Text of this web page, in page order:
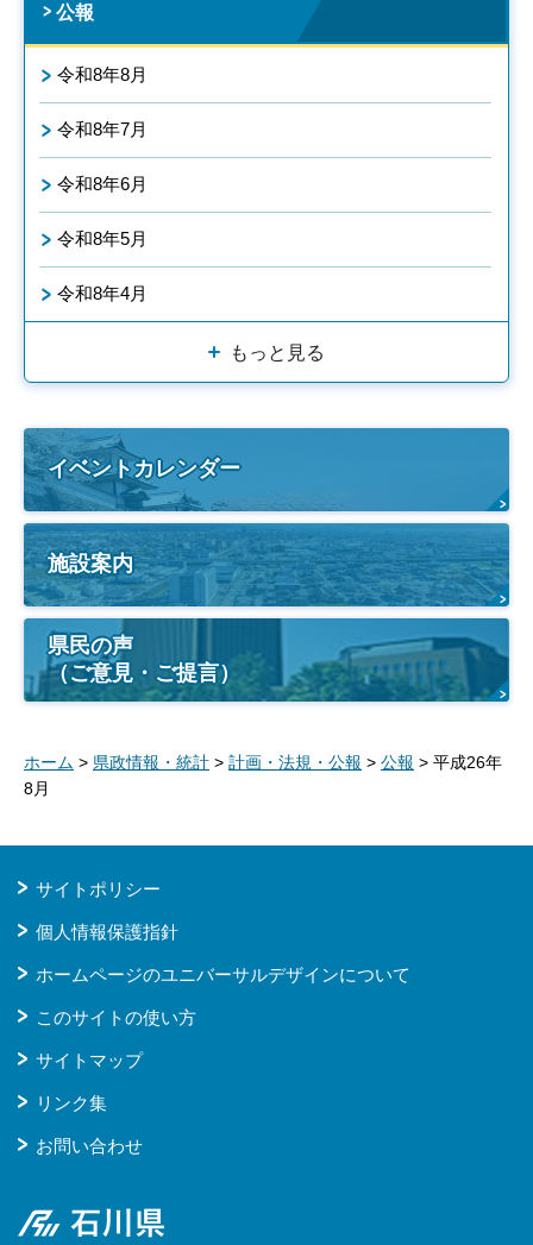
公報
令和8年8月
令和8年7月
令和8年6月
令和8年5月
令和8年4月
もっと見る
イベントカレンダー
施設案内
県民の声
（ご意見・ご提言）
ホーム > 県政情報・統計 > 計画・法規・公報 > 公報 > 平成26年
8月
サイトポリシー
個人情報保護指針
ホームページのユニバーサルデザインについて
このサイトの使い方
サイトマップ
リンク集
お問い合わせ
石川県